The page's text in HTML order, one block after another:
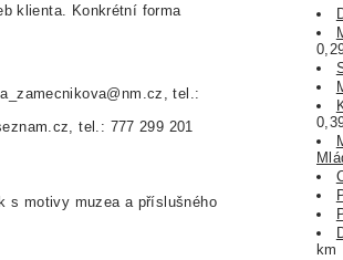
klienta. Konkrétní forma
tel.:
tel.: 777 299 201
s motivy muzea a příslušného
km